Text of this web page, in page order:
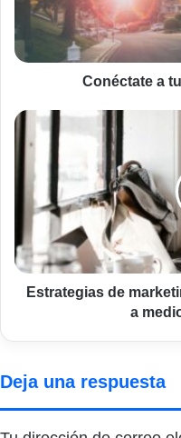
Conéctate a
Estrategias
de
marketing
contenidos:
beneficios
medio
y
largo
Estrategias de
a
Deja una respuesta